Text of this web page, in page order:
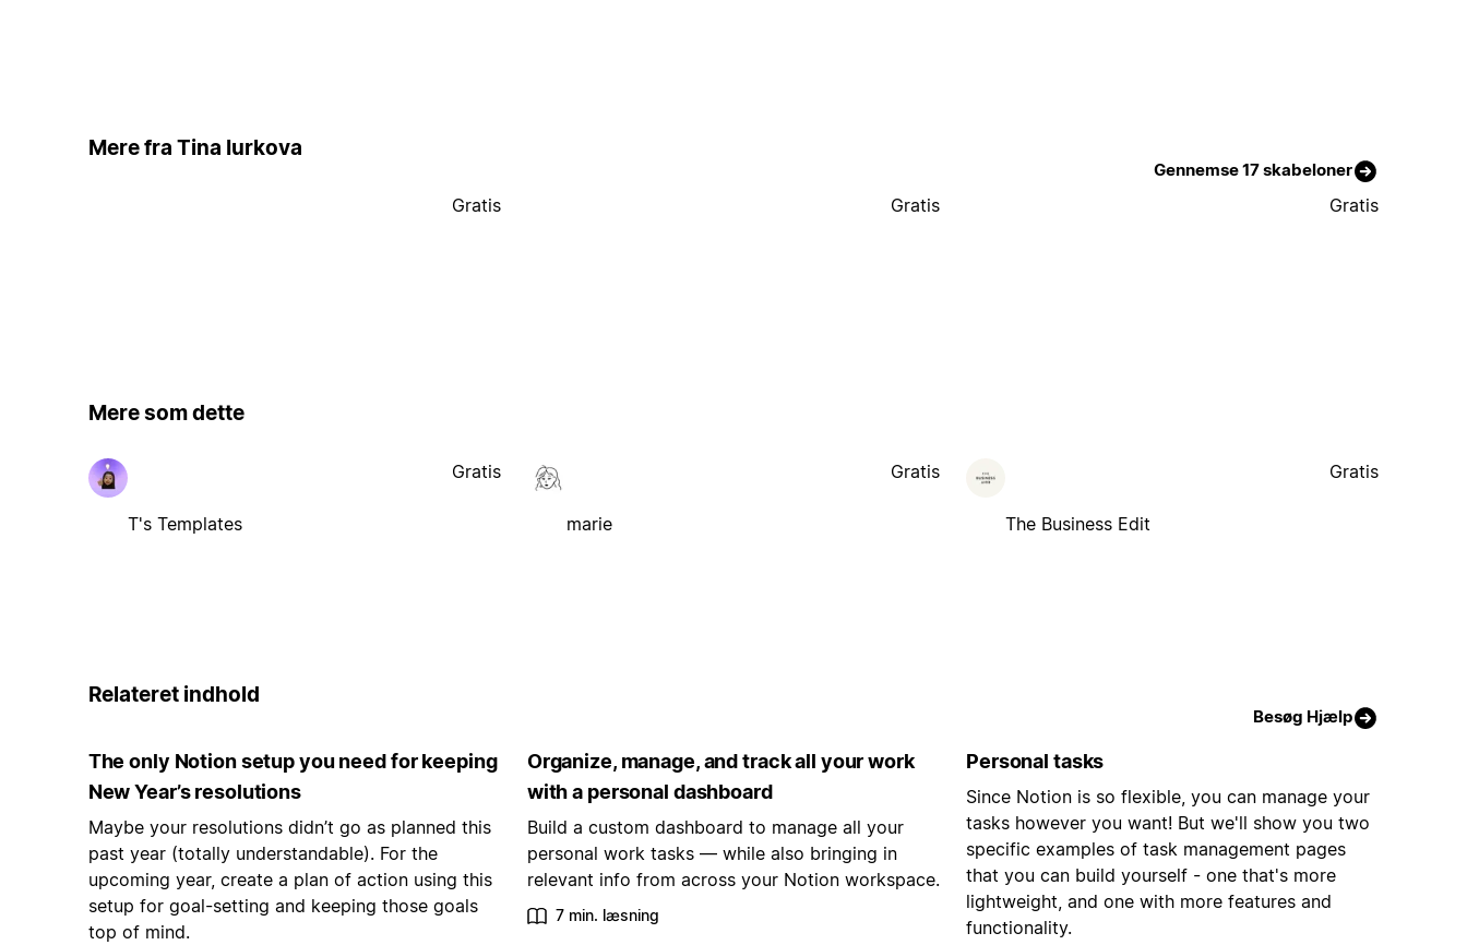
Mere fra Tina Iurkova
Gennemse 17 skabeloner
Gratis Gratis Gratis
Mere som dette
T's Templates
Gratis
marie
Gratis
The Business Edit
Gratis
Relateret indhold
Besøg Hjælp
The only Notion setup you need for keeping
New Year’s resolutions
Maybe your resolutions didn’t go as planned this
past year (totally understandable). For the
upcoming year, create a plan of action using this
setup for goal-setting and keeping those goals
top of mind.
Organize, manage, and track all your work
with a personal dashboard
Build a custom dashboard to manage all your
personal work tasks — while also bringing in
relevant info from across your Notion workspace.
7 min. læsning
Personal tasks
Since Notion is so flexible, you can manage your
tasks however you want! But we'll show you two
specific examples of task management pages
that you can build yourself - one that's more
lightweight, and one with more features and
functionality.